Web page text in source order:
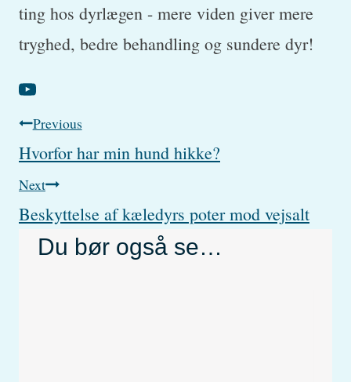
ting hos dyrlægen - mere viden giver mere
tryghed, bedre behandling og sundere dyr!
Post
navigation
Previous
Hvorfor har min hund hikke?
Next
Beskyttelse af kæledyrs poter mod vejsalt
Du bør også se…